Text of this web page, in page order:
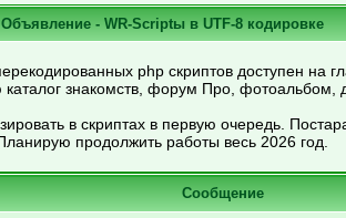
Объявление - WR-Scriptы в UTF-8 кодировке
php скриптов доступен на
знакомств, форум Про, фотоальбом,
в скриптах в первую очередь.
продолжить работы весь 2026 год.
Сообщение